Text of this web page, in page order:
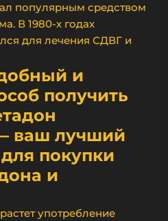
популярным средством
В 1980-х годах
для лечения СДВГ и
и
получить
ваш лучший
покупки
и
употребление